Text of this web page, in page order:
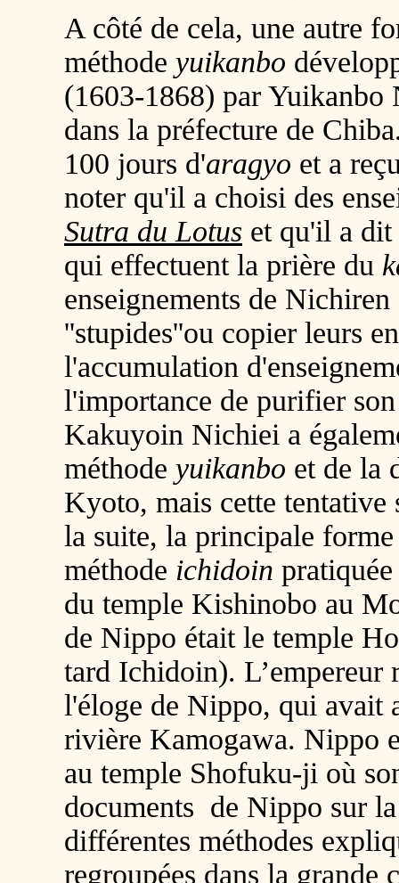
A côté de cela, une autre
méthode yuikanbo
(1603-1868) par
dans la préfecture de
100 jours d'aragyo et a
noter qu'il a choisi des
Sutra du Lotus et qu'il a dit
qui effectuent la prière du
enseignements de
''stupides''ou copier leurs
l'accumulation
l'importance de purifier
Kakuyoin Nichiei a
méthode yuikanbo et de la
Kyoto, mais cette tentative
la suite, la principale
méthode ichidoin
du temple Kishinobo au
de Nippo était le temple
tard Ichidoin). L’empereur
l'éloge de Nippo, qui avait
rivière Kamogawa. Nippo
au temple Shofuku-ji où
documents de Nippo sur
différentes méthodes
regroupées dans la